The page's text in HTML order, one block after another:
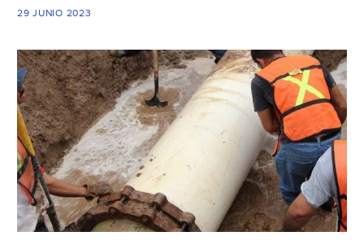
29 JUNIO 2023